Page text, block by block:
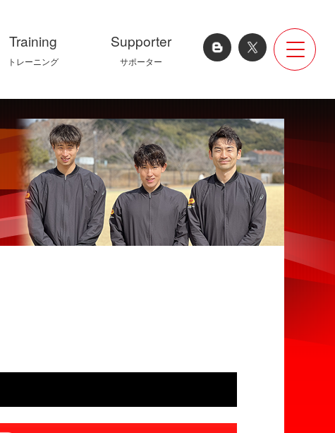
Training
トレーニング
Supporter
サポーター